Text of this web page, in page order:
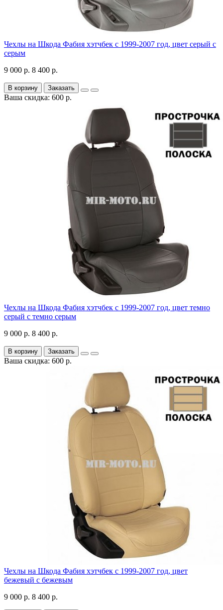
Чехлы на Шкода Фабия хэтчбек с 1999-2007 год, цвет серый с
серым
9 000 р. 8 400 р.
В корзину Заказать
Ваша скидка: 600 р.
Чехлы на Шкода Фабия хэтчбек с 1999-2007 год, цвет темно
серый с темно серым
9 000 р. 8 400 р.
В корзину Заказать
Ваша скидка: 600 р.
Чехлы на Шкода Фабия хэтчбек с 1999-2007 год, цвет
бежевый с бежевым
9 000 р. 8 400 р.